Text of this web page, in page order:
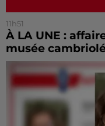
11h51
À LA UNE :
musée